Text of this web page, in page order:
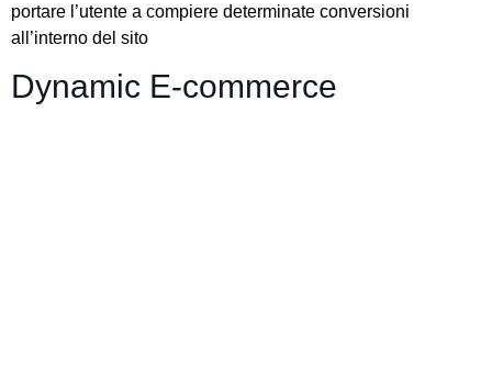
portare l’utente a compiere determinate conversioni
all’interno del sito
Dynamic E-commerce